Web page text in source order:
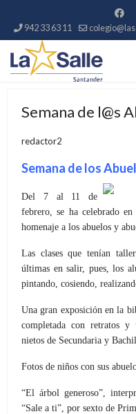
942 33 63 11
Semana de l@s
redactor2
Semana de los
Del 7 al 11 de
febrero, se ha celebrado
homenaje a los abuelos y
Las clases que tenían
últimas en salir, pues, los
pintando, cosiendo,
Una gran exposición en la
completada con retratos y
nietos de Secundaria y
Fotos de niños con sus
“El árbol generoso”,
“Sale a ti”, por sexto de